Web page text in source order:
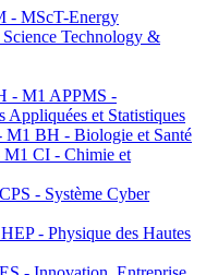
- MScT-Energy
Technology &
- M1 APPMS -
Appliquées et Statistiques
BH - Biologie et Santé
CI - Chimie et
- Système Cyber
- Physique des Hautes